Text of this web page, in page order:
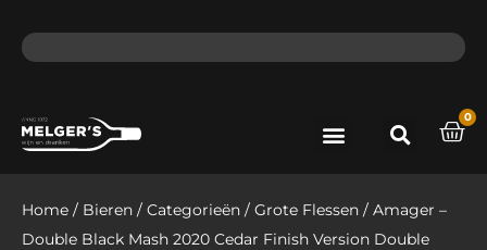
0
Home / Bieren / Categorieën / Grote Flessen / Amager –
Double Black Mash 2020 Cedar Finish Version Double